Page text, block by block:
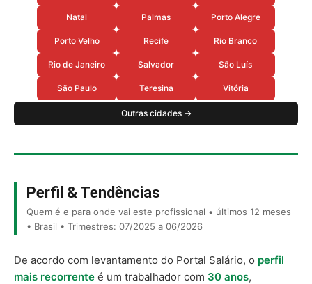
Natal Palmas Porto Alegre
Porto Velho Recife Rio Branco
Rio de Janeiro Salvador São Luís
São Paulo Teresina Vitória
Outras cidades →
Perfil & Tendências
Quem é e para onde vai este profissional • últimos 12 meses
• Brasil • Trimestres: 07/2025 a 06/2026
De acordo com levantamento do Portal Salário, o perfil
mais recorrente é um trabalhador com 30 anos,